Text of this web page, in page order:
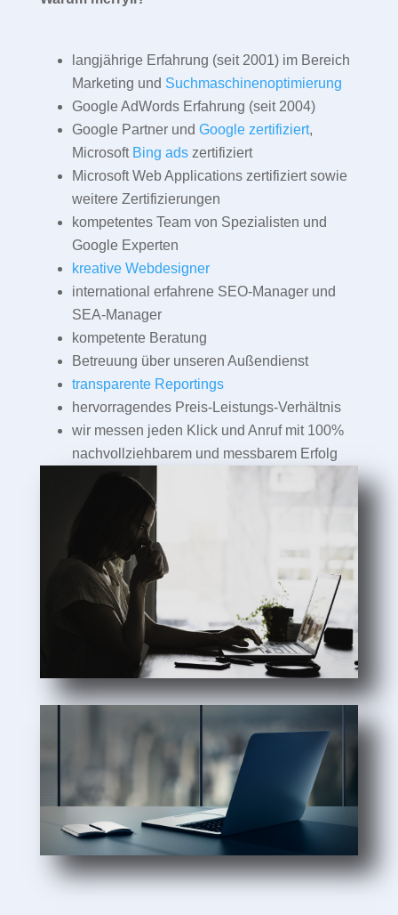
langjährige Erfahrung (seit 2001) im Bereich
Marketing und Suchmaschinenoptimierung
Google AdWords Erfahrung (seit 2004)
Google Partner und Google zertifiziert,
Microsoft Bing adszertifiziert
Microsoft Web Applications zertifiziert sowie
weitere Zertifizierungen
kompetentes Team von Spezialisten und
Google Experten
kreative Webdesigner
international erfahrene SEO-Manager und
SEA-Manager
kompetente Beratung
Betreuung über unseren Außendienst
transparente Reportings
hervorragendes Preis-Leistungs-Verhältnis
wir messen jeden Klick und Anruf mit 100%
nachvollziehbarem und messbarem Erfolg